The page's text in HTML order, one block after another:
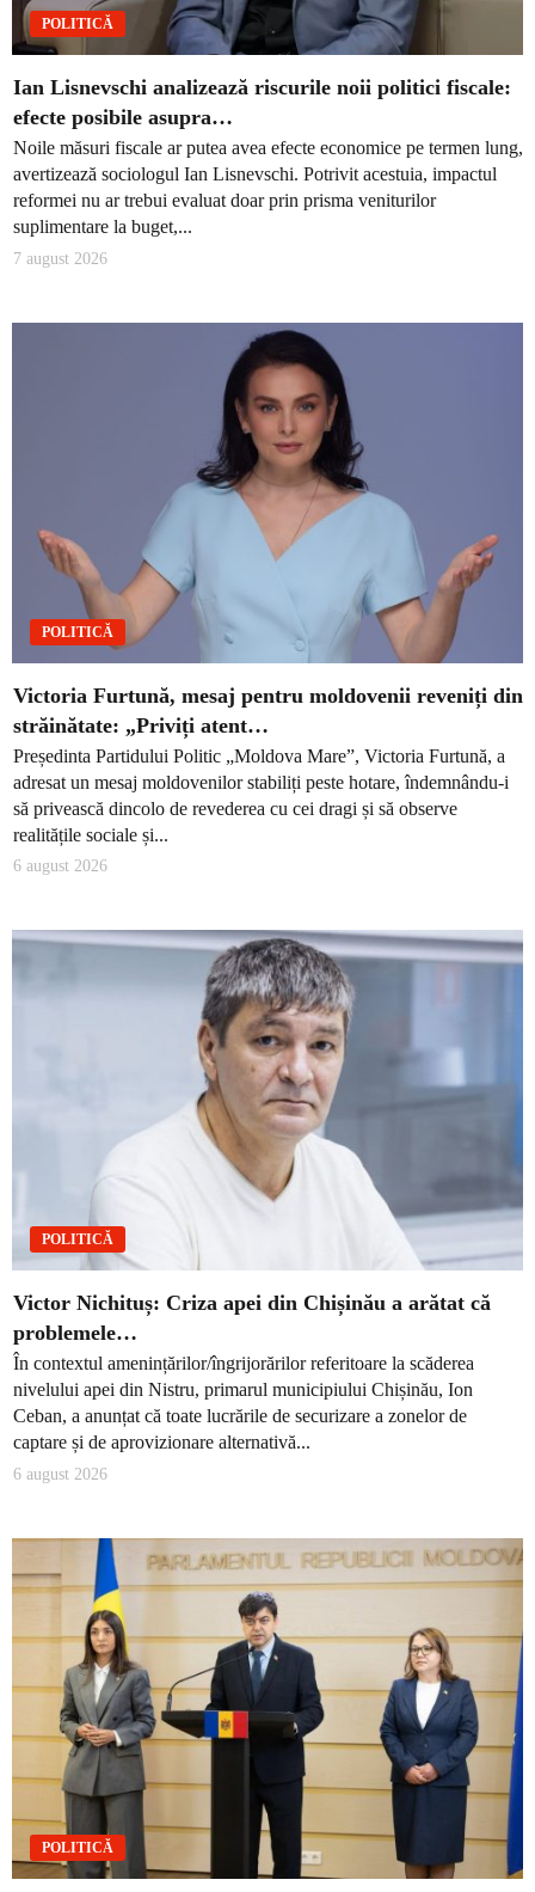
POLITICĂ
Ian Lisnevschi analizează riscurile noii politici fiscale:
efecte posibile asupra…
Noile măsuri fiscale ar putea avea efecte economice pe termen lung,
avertizează sociologul Ian Lisnevschi. Potrivit acestuia, impactul
reformei nu ar trebui evaluat doar prin prisma veniturilor
suplimentare la buget,...
7 august 2026
POLITICĂ
Victoria Furtună, mesaj pentru moldovenii reveniți din
străinătate: „Priviți atent…
Președinta Partidului Politic „Moldova Mare”, Victoria Furtună, a
adresat un mesaj moldovenilor stabiliți peste hotare, îndemnându-i
să privească dincolo de revederea cu cei dragi și să observe
realitățile sociale și...
6 august 2026
POLITICĂ
Victor Nichituș: Criza apei din Chișinău a arătat că
problemele…
În contextul amenințărilor/îngrijorărilor referitoare la scăderea
nivelului apei din Nistru, primarul municipiului Chișinău, Ion
Ceban, a anunțat că toate lucrările de securizare a zonelor de
captare și de aprovizionare alternativă...
6 august 2026
POLITICĂ